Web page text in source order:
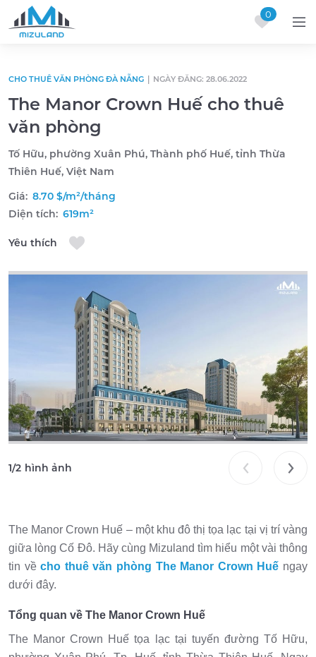
0
CHO THUÊ VĂN PHÒNG ĐÀ NẴNG NGÀY ĐĂNG: 28.06.2022
The Manor Crown Huế cho thuê
văn phòng
Tố Hữu, phường Xuân Phú, Thành phố Huế, tỉnh Thừa
Thiên Huế, Việt Nam
Giá: 8.70 $/m²/tháng
Diện tích: 619m²
Yêu thích
1/2 hình ảnh
The Manor Crown Huế – một khu đô thị tọa lạc tại vị trí vàng
giữa lòng Cố Đô. Hãy cùng Mizuland tìm hiểu một vài thông
tin vềcho thuê văn phòng The Manor Crown Huế ngay
dưới đây.
Tổng quan về The Manor Crown Huế
The Manor Crown Huế tọa lạc tại tuyến đường Tố Hữu,